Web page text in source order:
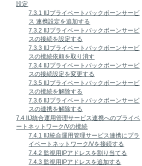
設定
7.3.1 IIJプライベートバックボーンサービ
ス 連携設定を追加する
7.3.2 IIJプライベートバックボーンサービ
スの接続を設定する
7.3.3 IIJプライベートバックボーンサービ
スの接続依頼を取り消す
7.3.4 IIJプライベートバックボーンサービ
スの接続設定を変更する
7.3.5 IIJプライベートバックボーンサービ
スの接続を解除する
7.3.6 IIJプライベートバックボーンサービ
スの連携を解除する
7.4 IIJ統合運用管理サービス連携へのプライベ
ートネットワーク/Vの接続
7.4.1 IIJ統合運用管理サービス連携にプラ
イベートネットワーク/Vを接続する
7.4.2 監視用IPアドレスを割り当てる
7.4.3 監視用IPアドレスを追加する